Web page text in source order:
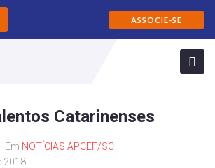
ASSOCIE-SE
Catarinenses
Em NOTÍCIAS APCEF/SC
2018